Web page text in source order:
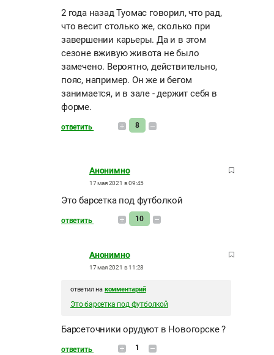
2 года назад Туомас говорил, что рад,
что весит столько же, сколько при
завершении карьеры. Да и в этом
сезоне вживую живота не было
замечено. Вероятно, действительно,
пояс, например. Он же и бегом
занимается, и в зале - держит себя в
форме.
ответить 8
Анонимно
17 мая 2021 в 09:45
Это барсетка под футболкой
ответить 10
Анонимно
17 мая 2021 в 11:28
ответил на комментарий
Это барсетка под футболкой
Барсеточники орудуют в Новогорске ?
ответить 1